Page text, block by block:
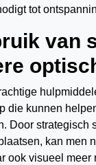
tot
van
die kunnen
Door strategisch
kan men
ook visueel meer